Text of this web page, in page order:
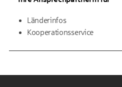
Länderinfos
Kooperationsservice